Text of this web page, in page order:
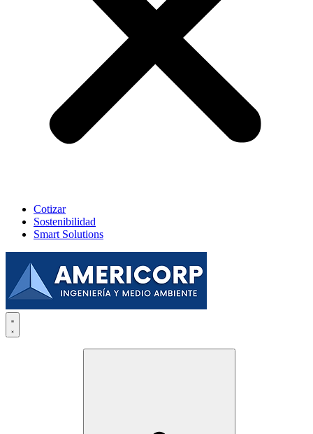
Cotizar
Sostenibilidad
Smart Solutions